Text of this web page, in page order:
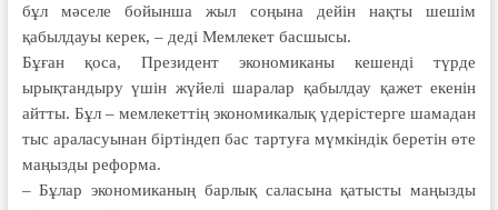
бұл мәселе бойынша жыл соңына дейін нақты шешім
қабылдауы керек, – деді Мемлекет басшысы.
Бұған қоса, Президент экономиканы кешенді түрде
ырықтандыру үшін жүйелі шаралар қабылдау қажет екенін
айтты. Бұл – мемлекеттің экономикалық үдерістерге шамадан
тыс араласуынан біртіндеп бас тартуға мүмкіндік беретін өте
маңызды реформа.
– Бұлар экономиканың барлық саласына қатысты маңызды